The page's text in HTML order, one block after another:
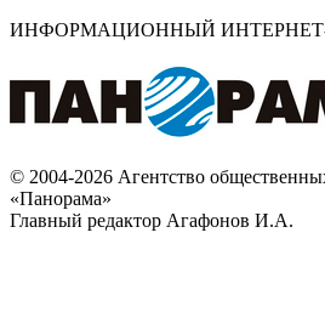
ИНФОРМАЦИОННЫЙ
© 2004-2026 Агентство
«Панорама»
Главный редактор Агафонов И.А.